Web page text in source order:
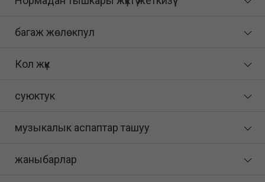
багаж жөлөкпул
Кол жүк
суюктук
музыкалык аспаптар ташуу
жаныбарлар